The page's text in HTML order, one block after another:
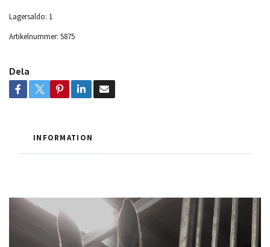
Lagersaldo: 1
Artikelnummer: 5875
Dela
INFORMATION